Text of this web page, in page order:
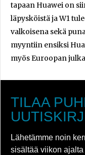
tapaan Huawei on
läpysköistä ja W1
valkoisena sekä
myyntiin ensiksi
myös Euroopan
TILAA
Lähetämme noin
sisältää viikon